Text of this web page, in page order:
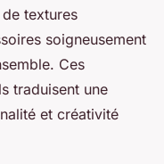
textures
soigneusement
Ces
traduisent une
et créativité